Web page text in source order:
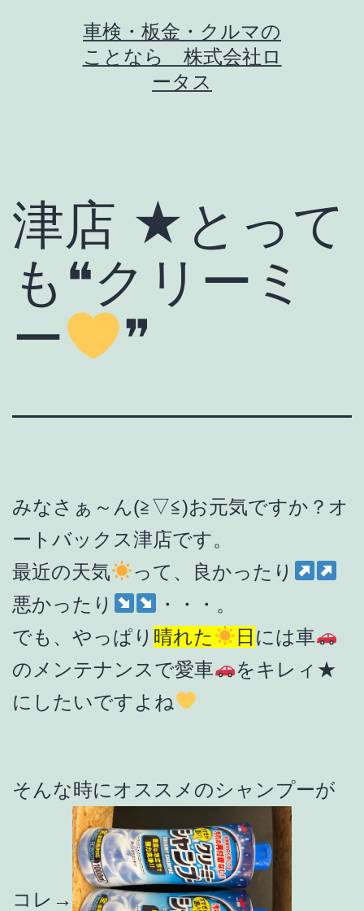
車検・板金・クルマの
ことなら 株式会社ロ
ータス
津店 ★とって
も❝クリーミ
ー
❞
みなさぁ～ん(≧▽≦)お元気ですか？オ
ートバックス津店です。
最近の天気
って、良かったり
悪かったり
・・・。
でも、やっぱり 晴れた 日 には車
のメンテナンスで愛車
をキレィ★
にしたいですよね
そんな時にオススメのシャンプーが
コレ→